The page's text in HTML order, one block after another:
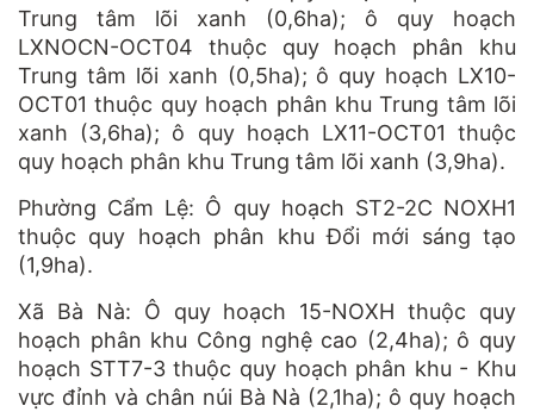
Trung tâm lõi xanh (0,6ha); ô quy hoạch
LXNOCN-OCT04 thuộc quy hoạch phân khu
Trung tâm lõi xanh (0,5ha); ô quy hoạch LX10-
OCT01 thuộc quy hoạch phân khu Trung tâm lõi
xanh (3,6ha); ô quy hoạch LX11-OCT01 thuộc
quy hoạch phân khu Trung tâm lõi xanh (3,9ha).
Phường Cẩm Lệ: Ô quy hoạch ST2-2C NOXH1
thuộc quy hoạch phân khu Đổi mới sáng tạo
(1,9ha).
Xã Bà Nà: Ô quy hoạch 15-NOXH thuộc quy
hoạch phân khu Công nghệ cao (2,4ha); ô quy
hoạch STT7-3 thuộc quy hoạch phân khu - Khu
vực đỉnh và chân núi Bà Nà (2,1ha); ô quy hoạch